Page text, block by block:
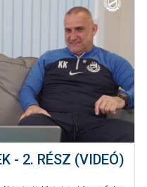
- 2. RÉSZ (VIDEÓ)